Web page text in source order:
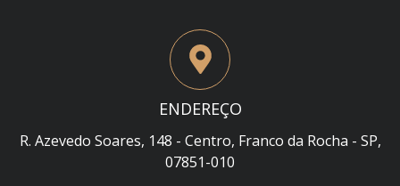
ENDEREÇO
R. Azevedo Soares, 148 - Centro, Franco da Rocha - SP,
07851-010